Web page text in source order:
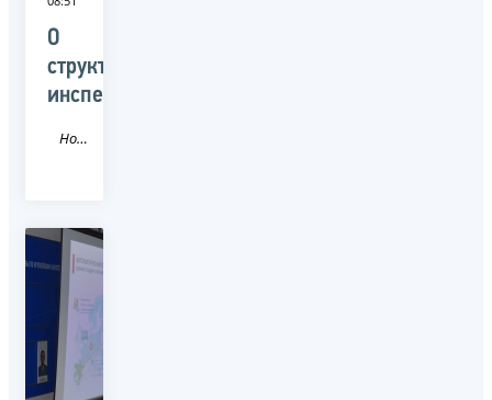
О
структуре
инспекции
Новость